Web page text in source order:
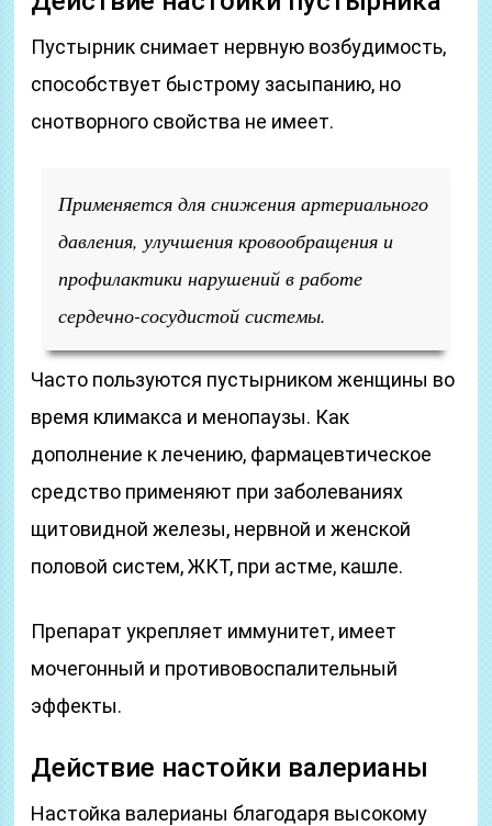
Пустырник снимает нервную возбудимость,
способствует быстрому засыпанию, но
снотворного свойства не имеет.
Применяется для снижения артериального
давления, улучшения кровообращения и
профилактики нарушений в работе
сердечно-сосудистой системы.
Часто пользуются пустырником женщины во
время климакса и менопаузы. Как
дополнение к лечению, фармацевтическое
средство применяют при заболеваниях
щитовидной железы, нервной и женской
половой систем, ЖКТ, при астме, кашле.
Препарат укрепляет иммунитет, имеет
мочегонный и противовоспалительный
эффекты.
Действие настойки валерианы
Настойка валерианы благодаря высокому